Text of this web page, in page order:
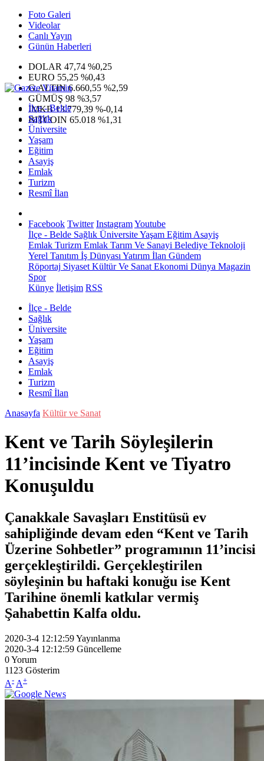
Foto Galeri
Videolar
Canlı Yayın
Günün Haberleri
DOLAR 47,74 %0,25
EURO 55,25 %0,43
G.ALTIN6.660,55 %2,59
GÜMÜŞ 98 %3,57
IMKB13.779,39 %-0,14
BITCOIN 65.018 %1,31
İlçe - Belde
Sağlık
Üniversite
Yaşam
Eğitim
Asayiş
Emlak
Turizm
Resmî İlan
Facebook Twitter InstagramYoutube
İlçe - Belde Sağlık ÜniversiteYaşam Eğitim Asayiş
Emlak Turizm Emlak Tarım Ve Sanayi Belediye Teknoloji
Yerel Tanıtım İş Dünyası Yatırım İlan Gündem
Röportaj Siyaset Kültür Ve Sanat Ekonomi Dünya Magazin
Spor
Künye İletişim RSS
İlçe - Belde
Sağlık
Üniversite
Yaşam
Eğitim
Asayiş
Emlak
Turizm
Resmî İlan
Anasayfa Kültür ve Sanat
Kent ve Tarih Söyleşilerin
11’incisinde Kent ve Tiyatro
Konuşuldu
Çanakkale Savaşları Enstitüsü ev
sahipliğinde devam eden “Kent ve Tarih
Üzerine Sohbetler” programının 11’incisi
gerçekleştirildi. Gerçekleştirilen
söyleşinin bu haftaki konuğu ise Kent
Tarihine önemli katkılar vermiş
Şahabettin Kalfa oldu.
2020-3-4 12:12:59Yayınlanma
2020-3-4 12:12:59 Güncelleme
0Yorum
1123 Gösterim
A- A+